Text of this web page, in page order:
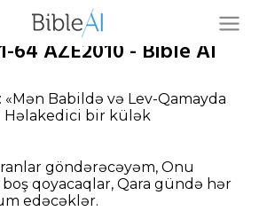
64 AZE2010 - Bible AI
Babildə və Lev-Qamayda
Həlakedici bir külək
göndərəcəyəm, Onu
qoyacaqlar, Qara gündə hər
edəcəklər.